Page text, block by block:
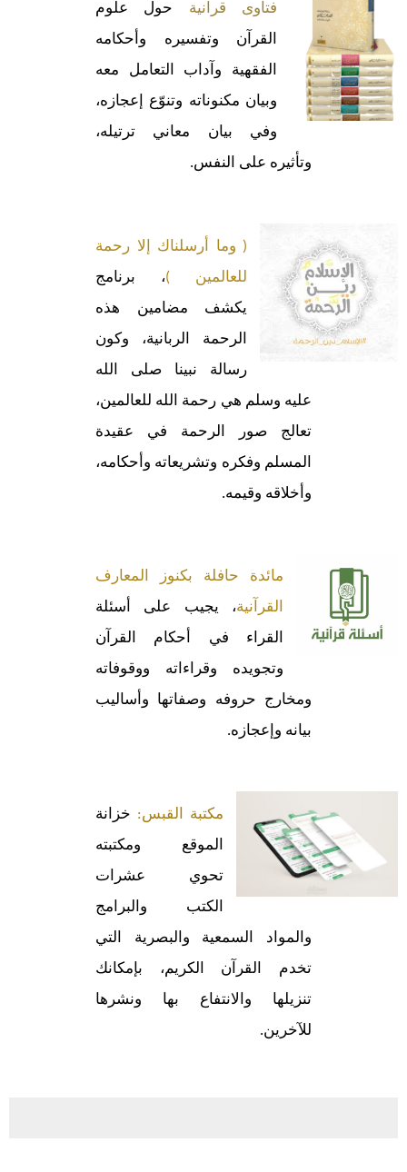
فتاوى قرآنية حول علوم
القرآن وتفسيره وأحكامه
الفقهية وآداب التعامل معه
وبيان مكنوناته وتنوّع إعجازه،
وفي بيان معاني ترتيله،
وتأثيره على النفس.
( وما أرسلناك إلا رحمة
للعالمين )، برنامج
يكشف مضامين هذه
الرحمة الربانية، وكون
رسالة نبينا صلى الله
عليه وسلم هي رحمة الله للعالمين،
تعالج صور الرحمة في عقيدة
المسلم وفكره وتشريعاته وأحكامه،
وأخلاقه وقيمه.
مائدة حافلة بكنوز المعارف
القرآنية، يجيب على أسئلة
القراء في أحكام القرآن
وتجويده وقراءاته ووقوفاته
ومخارج حروفه وصفاتها وأساليب
بيانه وإعجازه.
مكتبة القبس: خزانة
الموقع ومكتبته
تحوي عشرات
الكتب والبرامج
والمواد السمعية والبصرية التي
تخدم القرآن الكريم، بإمكانك
تنزيلها والانتفاع بها ونشرها
للآخرين.